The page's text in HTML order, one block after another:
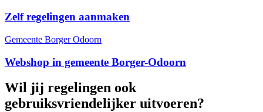
Zelf regelingen aanmaken
Gemeente Borger Odoorn
Webshop in gemeente Borger-Odoorn
Wil jij regelingen ook
gebruiksvriendelijker uitvoeren?